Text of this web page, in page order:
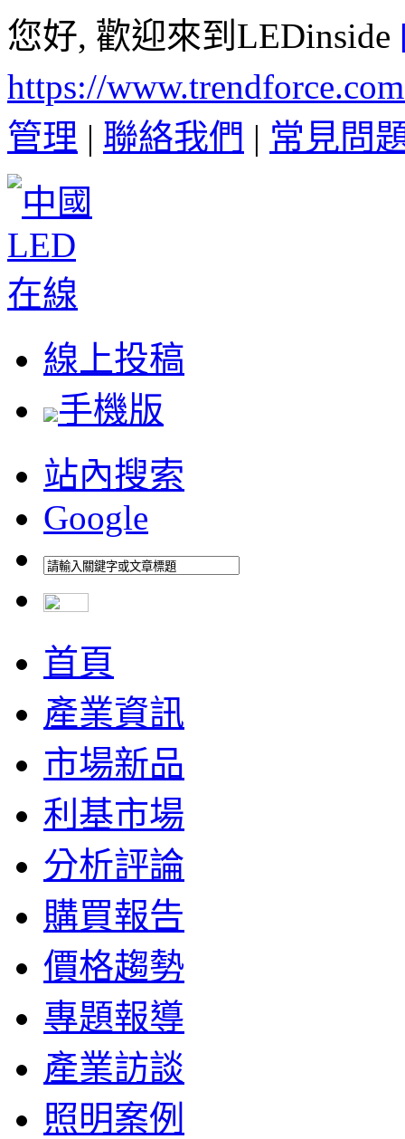
您好, 歡迎來到LEDinside
https://
管理 | 聯絡我們 | 常見問
線上投稿
手機版
站內搜索
Google
首頁
產業資訊
市場新品
利基市場
分析評論
購買報告
價格趨勢
專題報導
產業訪談
照明案例